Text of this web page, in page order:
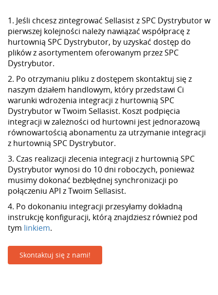
1. Jeśli chcesz zintegrować Sellasist z SPC Dystrybutor w
pierwszej kolejności należy nawiązać współpracę z
hurtownią SPC Dystrybutor, by uzyskać dostęp do
plików z asortymentem oferowanym przez SPC
Dystrybutor.
2. Po otrzymaniu pliku z dostępem skontaktuj się z
naszym działem handlowym, który przedstawi Ci
warunki wdrożenia integracji z hurtownią SPC
Dystrybutor w Twoim Sellasist. Koszt podpięcia
integracji w zależności od hurtowni jest jednorazową
równowartością abonamentu za utrzymanie integracji
z hurtownią SPC Dystrybutor.
3. Czas realizacji zlecenia integracji z hurtownią SPC
Dystrybutor wynosi do 10 dni roboczych, ponieważ
musimy dokonać bezbłędnej synchronizacji po
połączeniu API z Twoim Sellasist.
4. Po dokonaniu integracji przesyłamy dokładną
instrukcję konfiguracji, którą znajdziesz również pod
tym linkiem.
Skontaktuj się z nami!